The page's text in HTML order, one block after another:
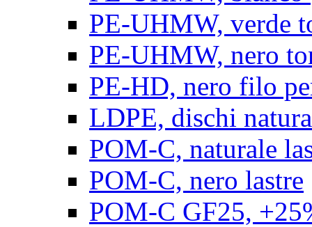
PE-UHMW, verde
PE-UHMW, nero
PE-HD, nero filo
LDPE, dischi
POM-C, naturale
POM-C, nero lastre
POM-C GF25,